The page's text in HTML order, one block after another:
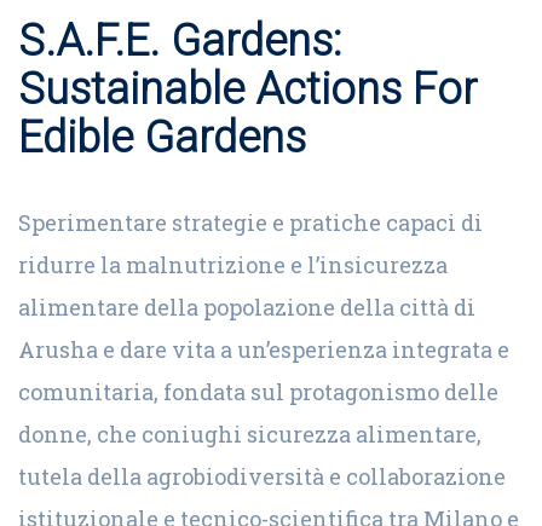
S.A.F.E. Gardens:
Sustainable Actions For
Edible Gardens
Sperimentare strategie e pratiche capaci di
ridurre la malnutrizione e l’insicurezza
alimentare della popolazione della città di
Arusha e dare vita a un’esperienza integrata e
comunitaria, fondata sul protagonismo delle
donne, che coniughi sicurezza alimentare,
tutela della agrobiodiversità e collaborazione
istituzionale e tecnico-scientifica tra Milano e